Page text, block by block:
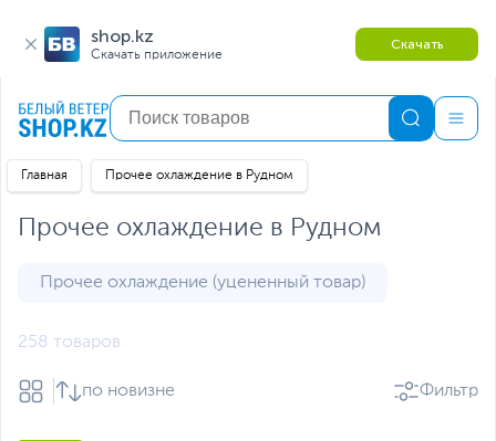
shop.kz
Скачать приложение
Скачать
Главная Прочее охлаждение в Рудном
Прочее охлаждение в Рудном
Прочее охлаждение (уцененный товар)
258 товаров
по новизне Фильтр